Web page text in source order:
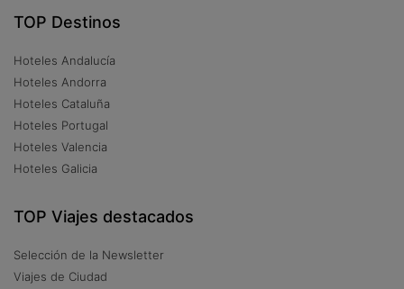
TOP Destinos
Hoteles Andalucía
Hoteles Andorra
Hoteles Cataluña
Hoteles Portugal
Hoteles Valencia
Hoteles Galicia
TOP Viajes destacados
Selección de la Newsletter
Viajes de Ciudad